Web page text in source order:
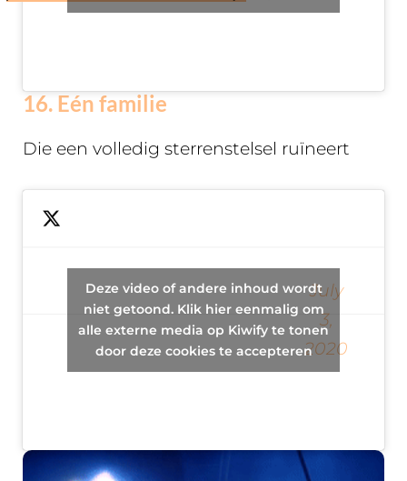
16. Eén familie
Die een volledig sterrenstelsel ruïneert
family
screwing
up an
entire
— Luke Russell
(@LukeRussell1281)
July
3,
2020
Deze video of andere inhoud wordt
niet getoond. Klik hier eenmalig om
alle externe media op Kiwify te tonen
door deze cookies te accepteren